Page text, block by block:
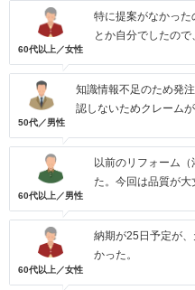
60代以上／女性
特に提案がなかった
とか自分でしたので
50代／男性
知識情報不足のため発
認しないためクレームが
60代以上／男性
以前のリフォーム
た。今回は品質が大
60代以上／女性
納期が25日予定が
かった。